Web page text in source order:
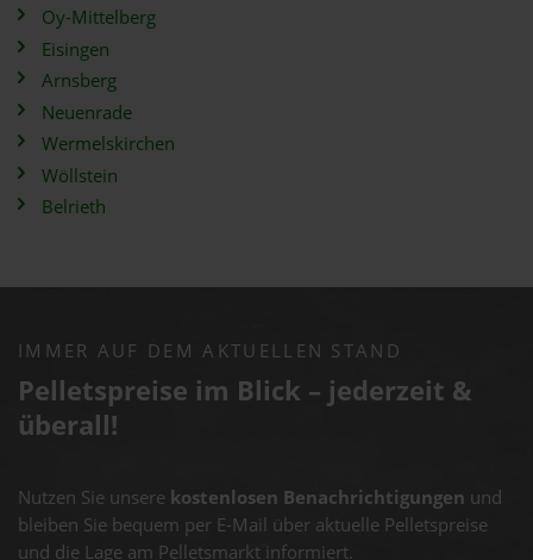
Oy-Mittelberg
Eisingen
Arnsberg
Neuenrade
Wermelskirchen
Wöllstein
Belrieth
IMMER AUF DEM AKTUELLEN STAND
Pelletspreise im Blick – jederzeit &
überall!
Nutzen Sie unsere kostenlosen Benachrichtigungen und
bleiben Sie bequem per E-Mail über aktuelle Pelletspreise
und die Lage am Pelletsmarkt informiert.